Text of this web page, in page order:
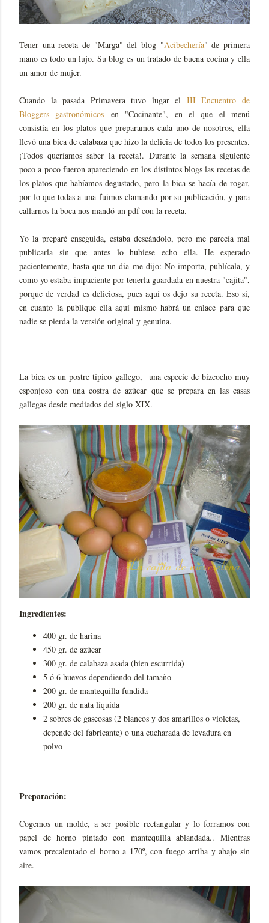
Tener una receta de "Marga" del blog "Acibechería" de primera
mano es todo un lujo. Su blog es un tratado de buena cocina y ella
un amor de mujer.
Cuando la pasada Primavera tuvo lugar el III Encuentro de
Bloggers gastronómicos en "Cocinante", en el que el menú
consistía en los platos que preparamos cada uno de nosotros, ella
llevó una bica de calabaza que hizo la delicia de todos los presentes.
¡Todos queríamos saber la receta!. Durante la semana siguiente
poco a poco fueron apareciendo en los distintos blogs las recetas de
los platos que habíamos degustado, pero la bica se hacía de rogar,
por lo que todas a una fuimos clamando por su publicación, y para
callarnos la boca nos mandó un pdf con la receta.
Yo la preparé enseguida, estaba deseándolo, pero me parecía mal
publicarla sin que antes lo hubiese echo ella. He esperado
pacientemente, hasta que un día me dijo: No importa, publícala, y
como yo estaba impaciente por tenerla guardada en nuestra "cajita",
porque de verdad es deliciosa, pues aquí os dejo su receta. Eso sí,
en cuanto la publique ella aquí mismo habrá un enlace para que
nadie se pierda la versión original y genuina.
La bica es un postre típico gallego, una especie de bizcocho muy
esponjoso con una costra de azúcar que se prepara en las casas
gallegas desde mediados del siglo XIX.
Ingredientes:
400 gr. de harina
450 gr. de azúcar
300 gr. de calabaza asada (bien escurrida)
5 ó 6 huevos dependiendo del tamaño
200 gr. de mantequilla fundida
200 gr. de nata líquida
2 sobres de gaseosas (2 blancos y dos amarillos o violetas,
depende del fabricante) o una cucharada de levadura en
polvo
Preparación:
Cogemos un molde, a ser posible rectangular y lo forramos con
papel de horno pintado con mantequilla ablandada.. Mientras
vamos precalentado el horno a 170º, con fuego arriba y abajo sin
aire.